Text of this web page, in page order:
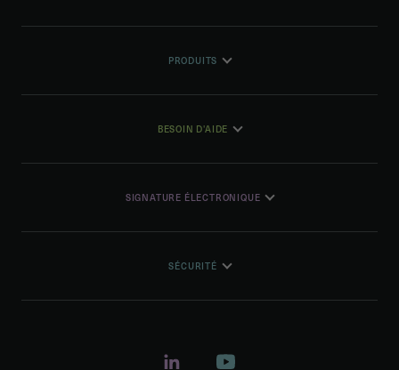
PRODUITS
BESOIN D'AIDE
SIGNATURE ÉLECTRONIQUE
SÉCURITÉ